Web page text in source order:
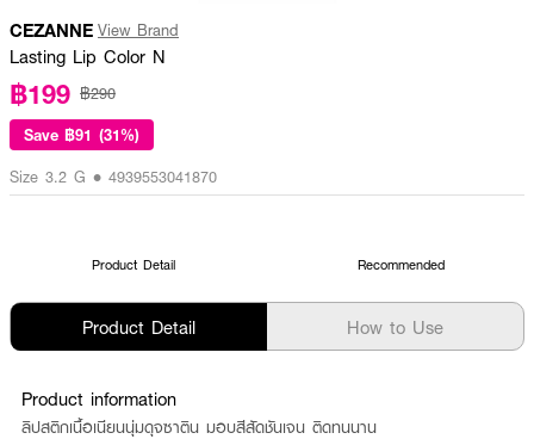
CEZANNE View Brand
Lasting Lip Color N
฿199 ฿290
Save ฿91 (31%)
Size 3.2 G • 4939553041870
Product Detail Recommended
Product Detail How to Use
Product information
ลิปสติกเนื้อเนียนนุ่มดุจซาติน มอบสีสัดชันเจน ติดทนนาน